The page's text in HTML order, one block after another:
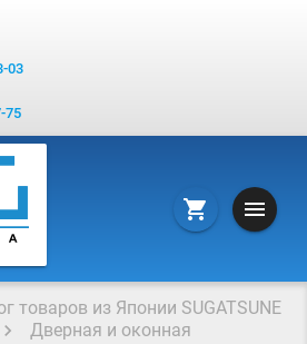
03
75
shopping_cart menu
товаров из Японии SUGATSUNE
Дверная и оконная